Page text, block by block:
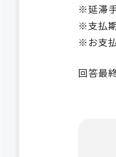
※延滞
※支払
※お支
回答最